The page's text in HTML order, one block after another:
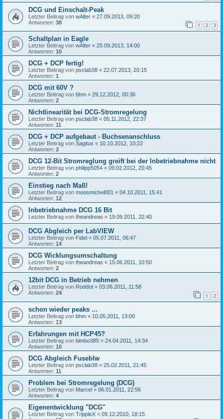
DCG und Einschalt-Peak
Letzter Beitrag von wAlter « 27.09.2013, 09:20
Antworten: 38 1 2 3
Schaltplan in Eagle
Letzter Beitrag von wAlter « 25.09.2013, 14:00
Antworten: 10
DCG + DCP fertig!
Letzter Beitrag von psclab38 « 22.07.2013, 20:15
Antworten: 1
DCG mit 60V ?
Letzter Beitrag von bhm « 29.12.2012, 00:36
Antworten: 2
Nichtlinearität bei DCG-Stromregelung
Letzter Beitrag von psclab38 « 05.11.2012, 22:37
Antworten: 11
DCG + DCP aufgebaut - Buchsenanschluss
Letzter Beitrag von Sagitus « 10.10.2012, 10:22
Antworten: 2
DCG 12-Bit Stromreglung greift bei der Inbetriebnahme nicht
Letzter Beitrag von philipp5054 « 09.02.2012, 20:45
Antworten: 2
Einstieg nach Maß!
Letzter Beitrag von moosmichel001 « 04.10.2011, 15:41
Antworten: 12
Inbetriebnahme DCG 16 Bit
Letzter Beitrag von theandreas « 19.09.2011, 22:40
DCG Abgleich per LabVIEW
Letzter Beitrag von Fidel « 05.07.2011, 06:47
Antworten: 14
DCG Wicklungsumschaltung
Letzter Beitrag von theandreas « 15.06.2011, 10:50
Antworten: 2
12bit DCG in Betrieb nehmen
Letzter Beitrag von Roddot « 03.06.2011, 11:58
Antworten: 24 1 2
schon wieder peaks ...
Letzter Beitrag von bhm « 10.05.2011, 13:00
Antworten: 13
Erfahrungen mit HCP45?
Letzter Beitrag von bimbo385 « 24.04.2011, 14:34
Antworten: 10
DCG Abgleich Fuseblw
Letzter Beitrag von psclab38 « 25.02.2011, 21:45
Antworten: 11
Problem bei Stromregelung (DCG)
Letzter Beitrag von Marcel « 06.01.2011, 22:56
Antworten: 4
Eigenentwicklung "DCG"
Letzter Beitrag von TrippleX « 09.12.2010, 18:15